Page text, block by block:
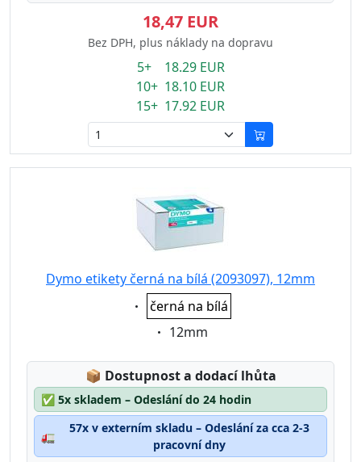
18,47 EUR
Bez DPH, plus náklady na dopravu
5+ 18.29 EUR
10+ 18.10 EUR
15+ 17.92 EUR
Dymo etikety černá na bílá (2093097), 12mm
Eigenschaft:
černá na bílá
Eigenschaft:
12mm
📦 Lagerstatus:
Dostupnost a dodací lhůta
✅ 5x skladem – Odeslání do 24 hodin
🚛
57x v externím skladu – Odeslání za cca 2-3
pracovní dny